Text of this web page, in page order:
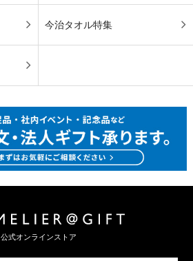
今治タオル特集
公式オンラインストア